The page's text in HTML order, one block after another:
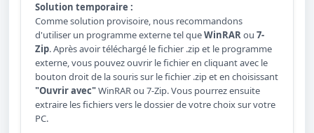
Solution temporaire :
Comme solution provisoire, nous recommandons
d'utiliser un programme externe tel queWinRARou 7-
Zip. Après avoir téléchargé le fichier .zip et le programme
externe, vous pouvez ouvrir le fichier en cliquant avec le
bouton droit de la souris sur le fichier .zip et en choisissant
"Ouvrir avec"WinRAR ou 7-Zip. Vous pourrez ensuite
extraire les fichiers vers le dossier de votre choix sur votre
PC.